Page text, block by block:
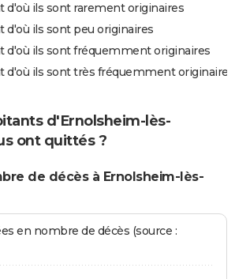
d'où ils sont rarement originaires
d'où ils sont peu originaires
d'où ils sont fréquemment originaires
d'où ils sont très fréquemment originaires
d'Ernolsheim-lès-
ont quittés ?
de décès à Ernolsheim-lès-
en nombre de décès (source :